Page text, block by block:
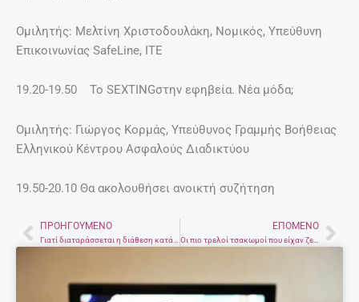
Ομιλητής: Μελτίνη Χριστοδουλάκη, Νομικός, Υπεύθυνη
Επικοινωνίας SafeLine, ΙΤΕ
19.20-19.50 Το SEXTINGστην εφηβεία. Νέα μόδα;
Ομιλητής: Γιώργος Κορμάς, Υπεύθυνος Γραμμής Βοήθειας
Ελληνικού Κέντρου Ασφαλούς Διαδικτύου
19.50-20.10 Θα ακολουθήσει ανοικτή συζήτηση
PrevΠΡΟΗΓΟΎΜΕΝΟ ΕΠΌΜΕΝΟ
Οι πιο τρελοί τσακωμοί που είχαν ζευγάρια μια μέρα πριν το γάμο τους!